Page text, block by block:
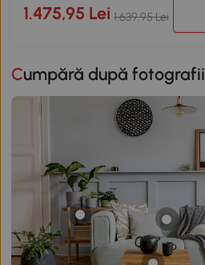
1.475,95 Lei 1.639,95 Lei
Cumpără după fotografii